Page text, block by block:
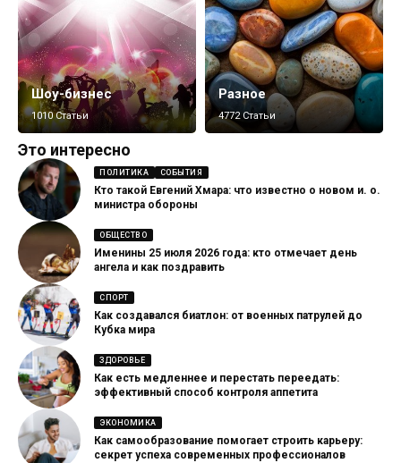
Шоу-бизнес
1010 Статьи
Разное
4772 Статьи
Это интересно
ПОЛИТИКА СОБЫТИЯ
Кто такой Евгений Хмара: что известно о новом и. о.
министра обороны
ОБЩЕСТВО
Именины 25 июля 2026 года: кто отмечает день
ангела и как поздравить
СПОРТ
Как создавался биатлон: от военных патрулей до
Кубка мира
ЗДОРОВЬЕ
Как есть медленнее и перестать переедать:
эффективный способ контроля аппетита
ЭКОНОМИКА
Как самообразование помогает строить карьеру:
секрет успеха современных профессионалов